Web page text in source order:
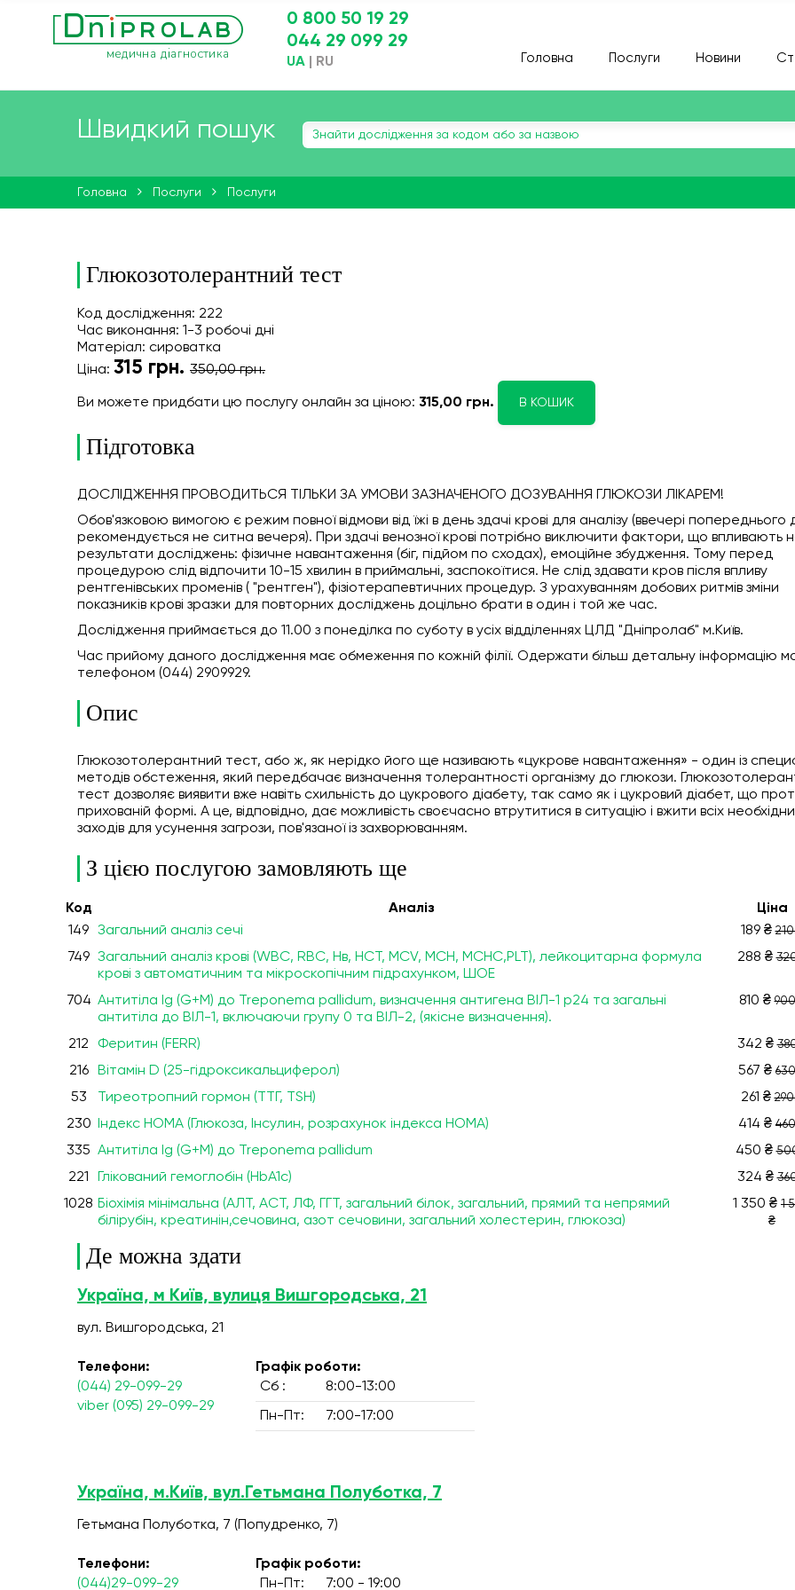
0 800 50 19 29
044 29 099 29
UA RU Головна Послуги Новини
Швидкий пошук
Головна Послуги Послуги
Глюкозотолерантний тест
Код дослідження: 222
Час виконання: 1-3 робочі дні
Матеріал: сироватка
Ціна: 315 грн. 350,00 грн.
Ви можете придбати цю послугу онлайн за ціною: 315,00 грн. В КОШИК
Підготовка
ДОСЛІДЖЕННЯ ПРОВОДИТЬСЯ ТІЛЬКИ ЗА УМОВИ ЗАЗНАЧЕНОГО ДОЗУВАННЯ ГЛЮКОЗИ ЛІКАРЕМ!
Обов'язковою вимогою є режим повної відмови від їжі в день здачі крові для аналізу (ввечері попереднього
рекомендується не ситна вечеря). При здачі венозної крові потрібно виключити фактори, що впливають
результати досліджень: фізичне навантаження (біг, підйом по сходах), емоційне збудження. Тому перед
процедурою слід відпочити 10-15 хвилин в приймальні, заспокоїтися. Не слід здавати кров після впливу
рентгенівських променів ( "рентген"), фізіотерапевтичних процедур. З урахуванням добових ритмів зміни
показників крові зразки для повторних досліджень доцільно брати в один і той же час.
Дослідження приймається до 11.00 з понеділка по суботу в усіх відділеннях ЦЛД "Дніпролаб" м.Київ.
Час прийому даного дослідження має обмеження по кожній філії. Одержати більш детальну інформацію
телефоном (044) 2909929.
Опис
Глюкозотолерантний тест, або ж, як нерідко його ще називають «цукрове навантаження» - один із
методів обстеження, який передбачає визначення толерантності організму до глюкози.
тест дозволяє виявити вже навіть схильність до цукрового діабету, так само як і цукровий діабет, що
прихованій формі. А це, відповідно, дає можливість своєчасно втрутитися в ситуацію і вжити всіх
заходів для усунення загрози, пов'язаної із захворюванням.
З цією послугою замовляють ще
Код Аналiз
Ціна
149
Загальний аналіз сечі 189 ₴
749 Загальний аналіз крові (WBC, RBC, Нв, HCT, MCV, МСН, МСНС,PLT), лейкоцитарна формула
крові з автоматичним та мікроскопічним підрахунком, ШОЕ
288 ₴
704 Антитіла Ig (G+М) до Treponema pallidum, визначення антигена ВІЛ-1 р24 та загальні
антитіла до ВІЛ-1, включаючи групу 0 та ВІЛ-2, (якісне визначення).
810 ₴
212 Феритин (FERR) 342 ₴
216 Вітамін D (25-гідроксикальциферол) 567 ₴
53 Тиреотропний гормон (ТТГ, TSH) 261 ₴
230 Індекс НОМА (Глюкоза, Інсулин, розрахунок індекса НОМА) 414 ₴
335 Антитіла Ig (G+М) до Treponema pallidum 450 ₴
221 Глікований гемоглобін (HbA1c) 324 ₴
1028 Біохімія мінімальна (АЛТ, АСТ, ЛФ, ГГТ, загальний білок, загальний, прямий та непрямий
білірубін, креатинін,сечовина, азот сечовини, загальний холестерин, глюкоза)
1 350 ₴ 1
₴
Де можна здати
Україна, м Київ, вулиця Вишгородська, 21
вул. Вишгородська, 21
Телефони:
(044) 29-099-29
viber (095) 29-099-29
Графік роботи:
Сб :
8:00-13:00
Пн-Пт: 7:00-17:00
Україна, м.Київ, вул.Гетьмана Полуботка, 7
Гетьмана Полуботка, 7 (Попудренко, 7)
Телефони:
(044)29-099-29
Графік роботи:
Пн-Пт:
7:00 - 19:00